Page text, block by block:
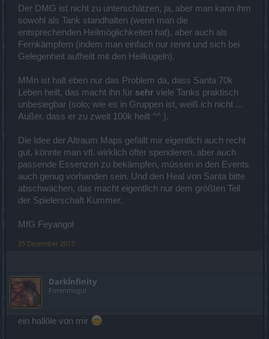
Der DMG ist nicht zu unterschätzen, ja, aber man kann ihm
sowohl als Tank standhalten (wenn man die
entsprechenden Heilmöglichkeiten hat), aber auch als
Fernkämpfern (indem man einfach nur rennt und sich bei
Gelegenheit aufheilt mit den Heilkugeln).
MMn ist halt eben nur das Problem da, dass Santa 70k
Leben heilt, das macht ihn für sehr viele Tanks praktisch
unbesiegbar (solo; wie es in Gruppen ist, weiß ich nicht ...
Außer, dass er zu zweit 100k heilt ^^ ).
Die Idee der Altraum Maps gefällt mir eigentlich auch recht
gut, könnte man vtl. wirklich öfter spendieren, aber auch
passende Essenzen zu bekämpfen, müssen in den Events
auch genug vorhanden sein. Und den Heal von Santa bitte
abschwächen, das macht eigentlich nur dem größten Teil
der Spielerschaft Kummer.
MfG Feyangol
25 Dezember 2013
DarkÍnfinity
Forenmogul
ein hallöle von mir